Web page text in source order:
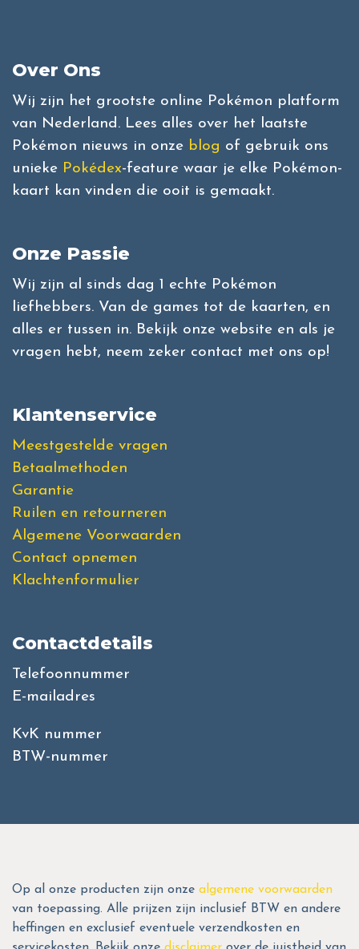
Over Ons
Wij zijn het grootste online Pokémon platform
van Nederland. Lees alles over het laatste
Pokémon nieuws in onze blog of gebruik ons
unieke Pokédex-feature waar je elke Pokémon-
kaart kan vinden die ooit is gemaakt.
Onze Passie
Wij zijn al sinds dag 1 echte Pokémon
liefhebbers. Van de games tot de kaarten, en
alles er tussen in. Bekijk onze website en als je
vragen hebt, neem zeker contact met ons op!
Klantenservice
Meestgestelde vragen
Betaalmethoden
Garantie
Ruilen en retourneren
Algemene Voorwaarden
Contact opnemen
Klachtenformulier
Contactdetails
Telefoonnummer
E-mailadres
KvK nummer
BTW-nummer
Op al onze producten zijn onze algemene voorwaarden
van toepassing. Alle prijzen zijn inclusief BTW en andere
heffingen en exclusief eventuele verzendkosten en